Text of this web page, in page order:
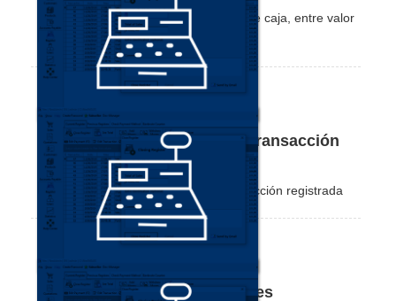
Vea cómo cambiar el modo de cierre de caja, entre valor
total y por medio de pago.
Cómo editar o cancelar una transacción
de una caja anterior
Vea cómo editar o cancelar una transacción registrada
en una caja anterior, ya cerrada.
Cómo totalizar cajas anteriores